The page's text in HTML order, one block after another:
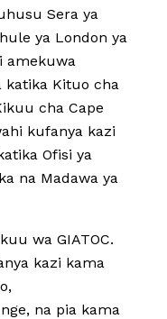
Sera ya
ya London ya
amekuwa
katika Kituo cha
cha Cape
kufanya kazi
Ofisi ya
na Madawa ya
wa GIATOC.
kazi kama
na pia kama